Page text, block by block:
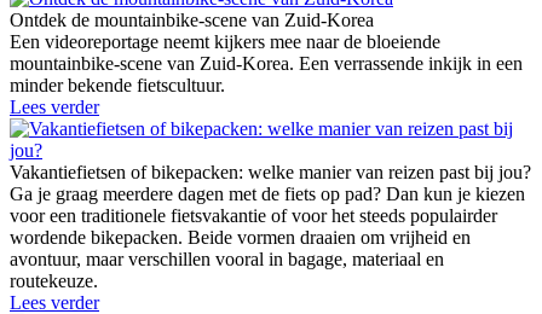
Ontdek de mountainbike-scene van Zuid-Korea
Een videoreportage neemt kijkers mee naar de bloeiende
mountainbike-scene van Zuid-Korea. Een verrassende inkijk in een
minder bekende fietscultuur.
Lees verder
Vakantiefietsen of bikepacken: welke manier van reizen past bij jou?
Ga je graag meerdere dagen met de fiets op pad? Dan kun je kiezen
voor een traditionele fietsvakantie of voor het steeds populairder
wordende bikepacken. Beide vormen draaien om vrijheid en
avontuur, maar verschillen vooral in bagage, materiaal en
routekeuze.
Lees verder